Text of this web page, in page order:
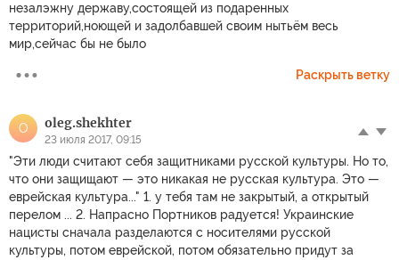
незалэжну державу,состоящей из подаренных
территорий,ноющей и задолбавшей своим нытьём весь
мир,сейчас бы не было
Раскрыть ветку
O oleg.shekhter
23 июля 2017, 09:15
"Эти люди считают себя защитниками русской культуры. Но то,
что они защищают — это никакая не русская культура. Это —
еврейская культура..." 1. у тебя там не закрытый, а открытый
перелом ... 2. Напрасно Портников радуется! Украинские
нацисты сначала разделаются с носителями русской
культуры, потом еврейской, потом обязательно придут за